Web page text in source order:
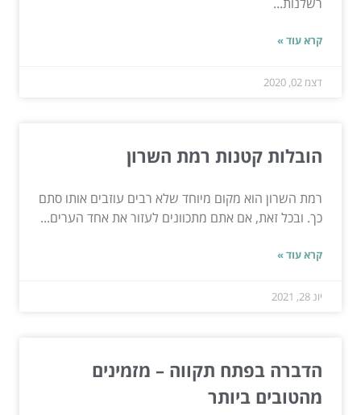
קרא עוד »
דצמ 02, 2020
הובלות קטנות רמת השרון
רמת השרון הוא מקום מיוחד שלא רבים עוזבים אותו סתם
כך. ובכל זאת, אם אתם מתכוונים לעזור את אחד הערים...
קרא עוד »
יונ 28, 2021
הדברה בפתח תקווה – מזמינים
מהטובים ביותר